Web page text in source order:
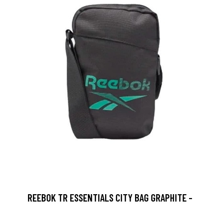
REEBOK TR ESSENTIALS CITY BAG GRAPHITE -